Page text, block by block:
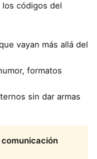
los códigos del
vayan más allá del
formatos
sin dar armas